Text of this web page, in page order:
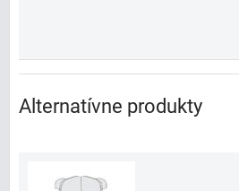
Alternatívne produkty